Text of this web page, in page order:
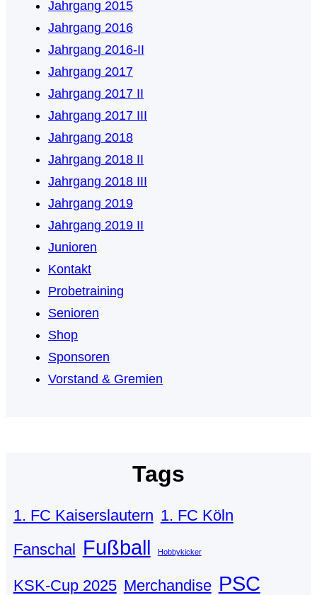
Jahrgang 2015
Jahrgang 2016
Jahrgang 2016-II
Jahrgang 2017
Jahrgang 2017 II
Jahrgang 2017 III
Jahrgang 2018
Jahrgang 2018 II
Jahrgang 2018 III
Jahrgang 2019
Jahrgang 2019 II
Junioren
Kontakt
Probetraining
Senioren
Shop
Sponsoren
Vorstand & Gremien
Tags
1. FC Kaiserslautern 1. FC Köln
Fanschal
Fußball Hobbykicker
KSK-Cup 2025 Merchandise PSC